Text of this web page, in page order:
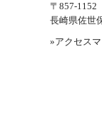
〒857-1152
長崎県佐世
»アクセス